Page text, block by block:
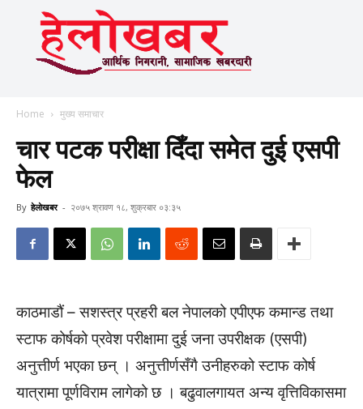
Home मुख्य समाचार
चार पटक परीक्षा दिँदा समेत दुई एसपी
फेल
By हेलाेखबर - २०७५ श्रावण १८, शुक्रबार ०३:३५
काठमाडौं – सशस्त्र प्रहरी बल नेपालको एपीएफ कमान्ड तथा
स्टाफ कोर्षको प्रवेश परीक्षामा दुई जना उपरीक्षक (एसपी)
अनुत्तीर्ण भएका छन् । अनुत्तीर्णसँगै उनीहरुको स्टाफ कोर्ष
यात्रामा पूर्णविराम लागेको छ । बढुवालगायत अन्य वृत्तिविकासमा